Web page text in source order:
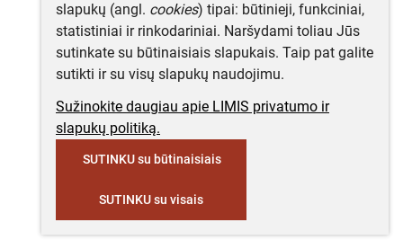
slapukų (angl. cookies) tipai: būtinieji, funkciniai,
statistiniai ir rinkodariniai. Naršydami toliau Jūs
sutinkate su būtinaisiais slapukais. Taip pat galite
sutikti ir su visų slapukų naudojimu.
Sužinokite daugiau apie LIMIS privatumo ir
slapukų politiką.
SUTINKU su būtinaisiais
SUTINKU su visais